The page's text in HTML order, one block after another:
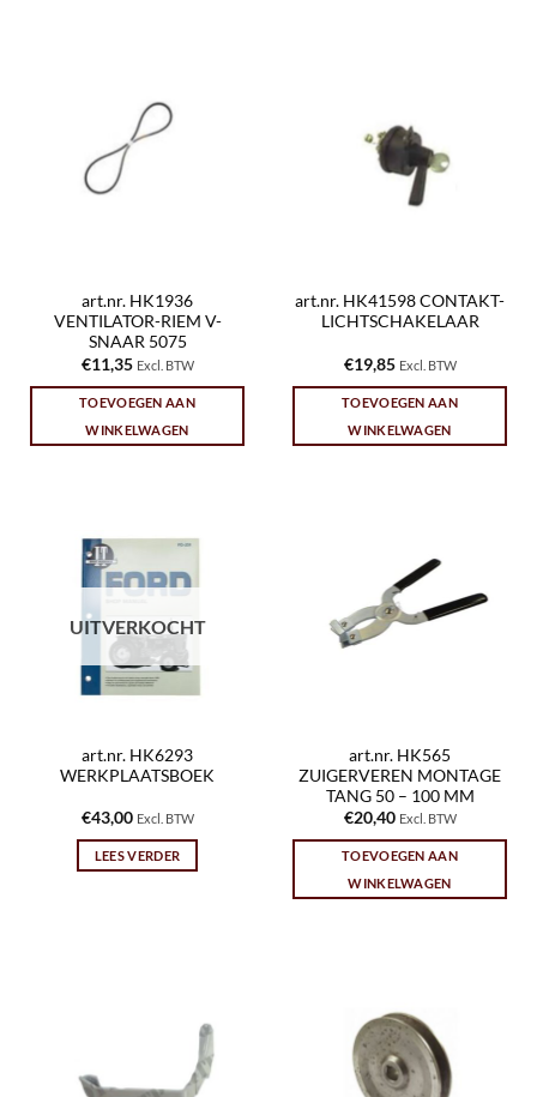
art.nr. HK1936
VENTILATOR-RIEM V-
SNAAR 5075
€11,35 Excl. BTW
TOEVOEGEN AAN
WINKELWAGEN
art.nr. HK41598 CONTAKT-
LICHTSCHAKELAAR
€19,85 Excl. BTW
TOEVOEGEN AAN
WINKELWAGEN
UITVERKOCHT
art.nr. HK6293
WERKPLAATSBOEK
€43,00 Excl. BTW
LEES VERDER
art.nr. HK565
ZUIGERVEREN MONTAGE
TANG 50 – 100 MM
€20,40 Excl. BTW
TOEVOEGEN AAN
WINKELWAGEN